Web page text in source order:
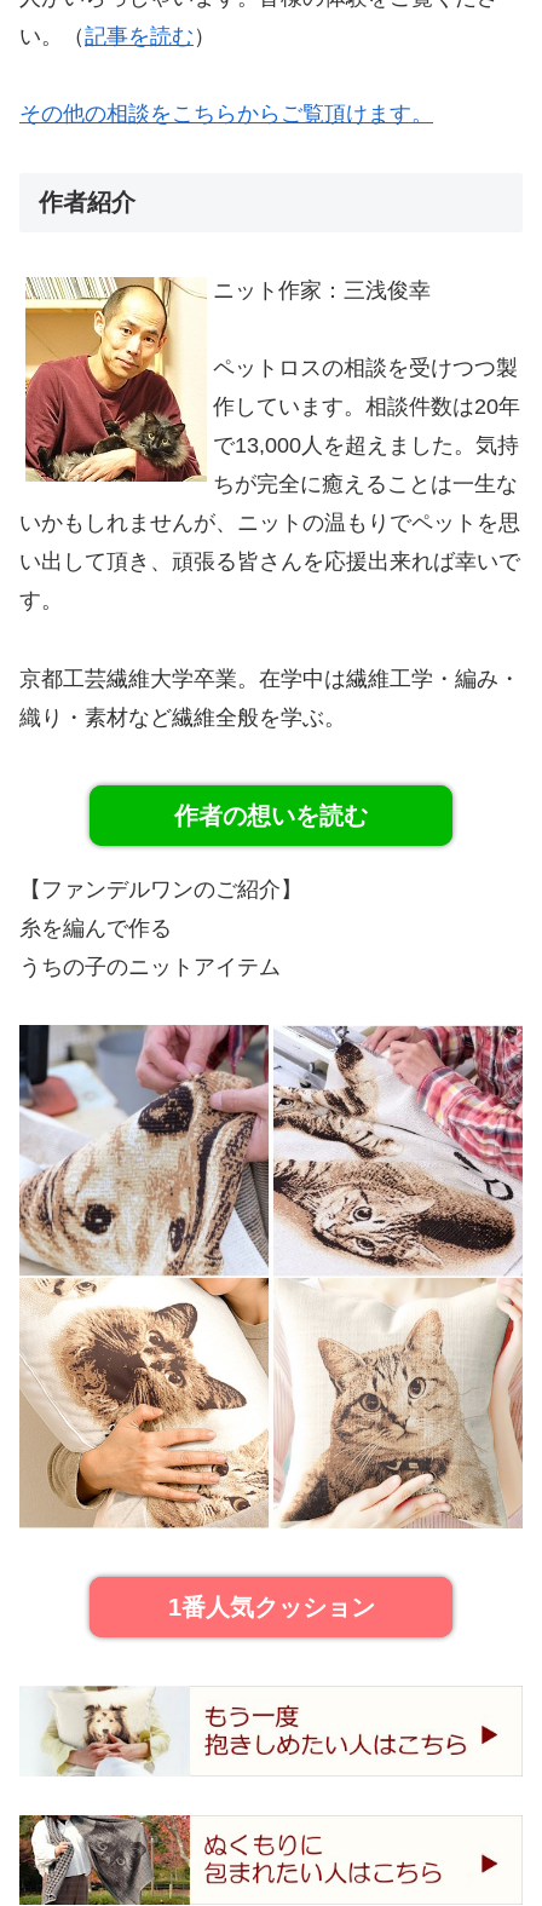
い。（記事を読む ）
その他の相談をこちらからご覧頂けます。
作者紹介
ニット作家：三浅俊幸
ペットロスの相談を受けつつ製
作しています。相談件数は20年
で13,000人を超えました。気持
ちが完全に癒えることは一生な
いかもしれませんが、ニットの温もりでペットを思
い出して頂き、頑張る皆さんを応援出来れば幸いで
す。
京都工芸繊維大学卒業。在学中は繊維工学・編み・
織り・素材など繊維全般を学ぶ。
作者の想いを読む
【ファンデルワンのご紹介】
糸を編んで作る
うちの子のニットアイテム
1番人気クッション